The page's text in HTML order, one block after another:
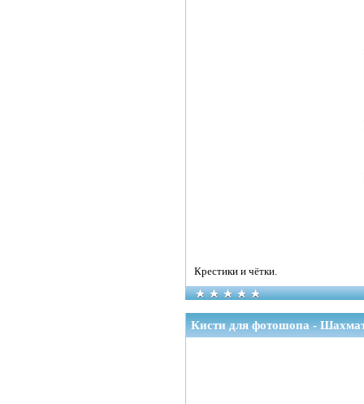
Крестики и чётки.
Кисти для фотошопа -